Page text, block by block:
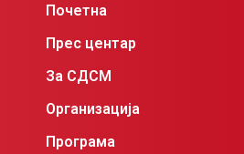
Почетна
Прес центар
За СДСМ
Организација
Програма